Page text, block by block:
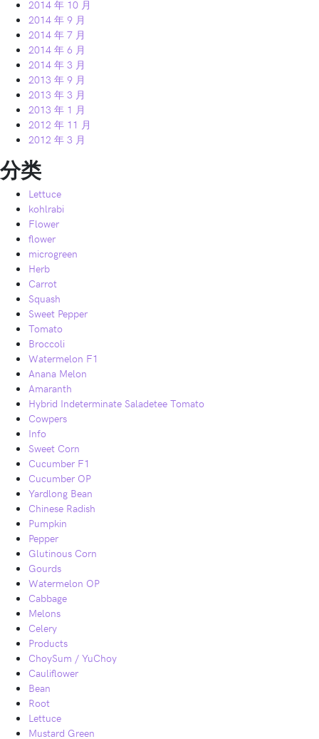
2014 年 10 月
2014 年 9 月
2014 年 7 月
2014 年 6 月
2014 年 3 月
2013 年 9 月
2013 年 3 月
2013 年 1 月
2012 年 11 月
2012 年 3 月
分类
Lettuce
kohlrabi
Flower
flower
microgreen
Herb
Carrot
Squash
Sweet Pepper
Tomato
Broccoli
Watermelon F1
Anana Melon
Amaranth
Hybrid Indeterminate Saladetee Tomato
Cowpers
Info
Sweet Corn
Cucumber F1
Cucumber OP
Yardlong Bean
Chinese Radish
Pumpkin
Pepper
Glutinous Corn
Gourds
Watermelon OP
Cabbage
Melons
Celery
Products
ChoySum / YuChoy
Cauliflower
Bean
Root
Lettuce
Mustard Green